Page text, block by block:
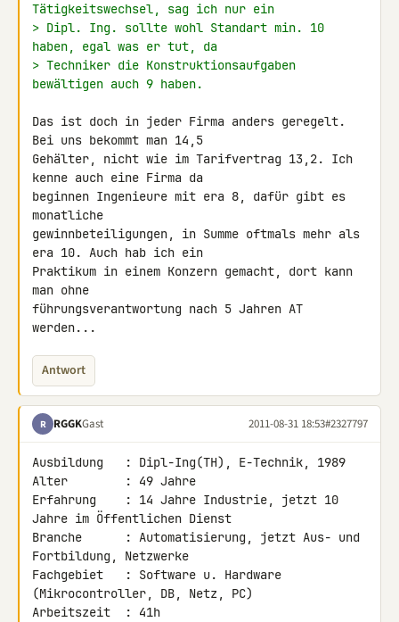
Tätigkeitswechsel, sag ich nur ein
> Dipl. Ing. sollte wohl Standart min. 10
haben, egal was er tut, da
> Techniker die Konstruktionsaufgaben
bewältigen auch 9 haben.
Das ist doch in jeder Firma anders geregelt.
Bei uns bekommt man 14,5
Gehälter, nicht wie im Tarifvertrag 13,2. Ich
kenne auch eine Firma da
beginnen Ingenieure mit era 8, dafür gibt es
monatliche
gewinnbeteiligungen, in Summe oftmals mehr als
era 10. Auch hab ich ein
Praktikum in einem Konzern gemacht, dort kann
man ohne
führungsverantwortung nach 5 Jahren AT
werden...
Antwort
R RGGKGast 2011-08-31 18:53#2327797
Ausbildung   : Dipl-Ing(TH), E-Technik, 1989
Alter        : 49 Jahre
Erfahrung    : 14 Jahre Industrie, jetzt 10
Jahre im Öffentlichen Dienst
Branche      : Automatisierung, jetzt Aus- und
Fortbildung, Netzwerke
Fachgebiet   : Software u. Hardware
(Mikrocontroller, DB, Netz, PC)
Arbeitszeit  : 41h